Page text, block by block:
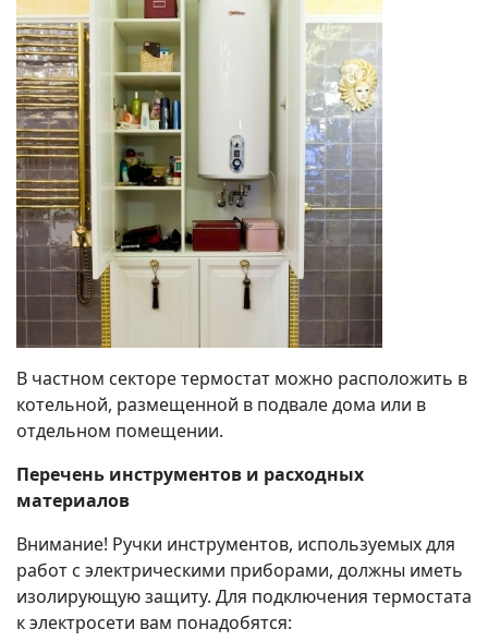
В частном секторе термостат можно расположить в
котельной, размещенной в подвале дома или в
отдельном помещении.
Перечень инструментов и расходных
материалов
Внимание! Ручки инструментов, используемых для
работ с электрическими приборами, должны иметь
изолирующую защиту. Для подключения термостата
к электросети вам понадобятся: